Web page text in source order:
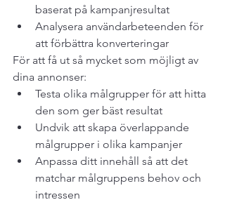
baserat på kampanjresultat
Analysera användarbeteenden för
att förbättra konverteringar
För att få ut så mycket som möjligt av
dina annonser:
Testa olika målgrupper för att hitta
den som ger bäst resultat
Undvik att skapa överlappande
målgrupper i olika kampanjer
Anpassa ditt innehåll så att det
matchar målgruppens behov och
intressen